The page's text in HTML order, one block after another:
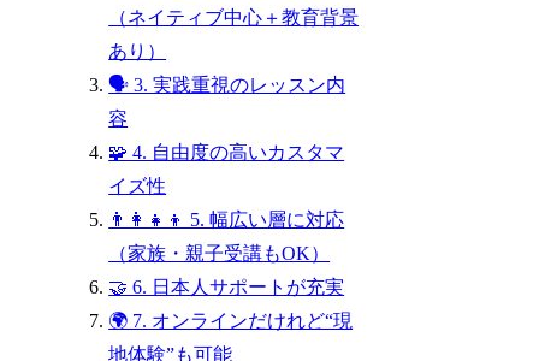
（ネイティブ中心＋教育背景
あり）
🗣 3. 実践重視のレッスン内
容
🧩 4. 自由度の高いカスタマ
イズ性
👨‍👩‍👧‍👦 5. 幅広い層に対応
（家族・親子受講もOK）
🤝 6. 日本人サポートが充実
🌍 7. オンラインだけれど“現
地体験”も可能